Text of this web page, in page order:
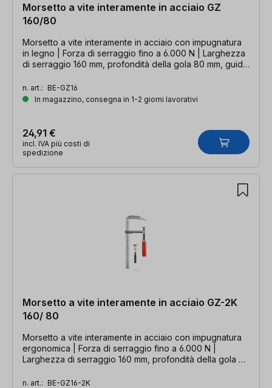
Morsetto a vite interamente in acciaio GZ
160/80
Morsetto a vite interamente in acciaio con impugnatura
in legno | Forza di serraggio fino a 6.000 N | Larghezza
di serraggio 160 mm, profondità della gola 80 mm, guida
n. art.: BE-GZ16
In magazzino, consegna in 1-2 giorni lavorativi
24,91 €
incl. IVA più costi di
spedizione
Morsetto a vite interamente in acciaio GZ-2K
160/ 80
Morsetto a vite interamente in acciaio con impugnatura
ergonomica | Forza di serraggio fino a 6.000 N |
Larghezza di serraggio 160 mm, profondità della gola 80
n. art.: BE-GZ16-2K